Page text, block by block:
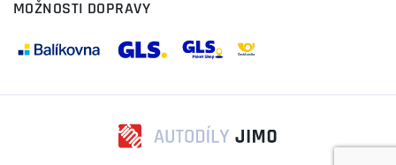
MOŽNOSTI DOPRAVY